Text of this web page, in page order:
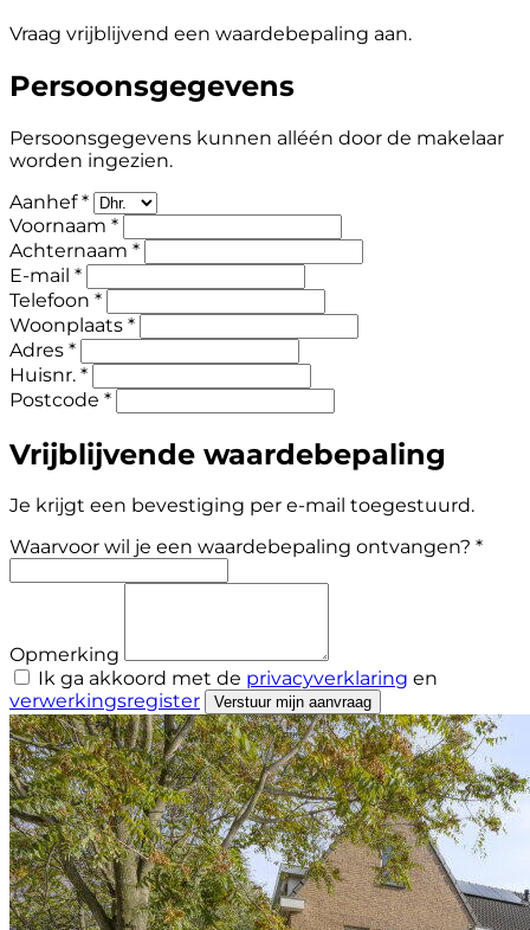
Vraag vrijblijvend een waardebepaling aan.
Persoonsgegevens
Persoonsgegevens kunnen alléén door de makelaar
worden ingezien.
Aanhef *
Voornaam *
Achternaam *
E-mail *
Telefoon *
Woonplaats *
Adres *
Huisnr. *
Postcode *
Vrijblijvende waardebepaling
Je krijgt een bevestiging per e-mail toegestuurd.
Waarvoor wil je een waardebepaling ontvangen? *
Opmerking
Ik ga akkoord met de privacyverklaring en
verwerkingsregister
Verstuur mijn aanvraag